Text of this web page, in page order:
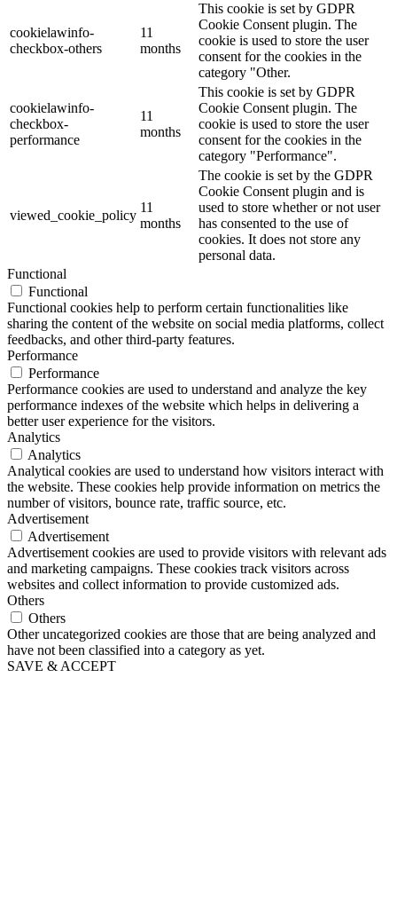
cookielawinfo-
checkbox-others
11
months
This cookie is set by GDPR
Cookie Consent plugin. The
cookie is used to store the user
consent for the cookies in the
category "Other.
cookielawinfo-
checkbox-
performance
11
months
This cookie is set by GDPR
Cookie Consent plugin. The
cookie is used to store the user
consent for the cookies in the
category "Performance".
viewed_cookie_policy
11
months
The cookie is set by the GDPR
Cookie Consent plugin and is
used to store whether or not user
has consented to the use of
cookies. It does not store any
personal data.
Functional
Functional
Functional cookies help to perform certain functionalities like
sharing the content of the website on social media platforms, collect
feedbacks, and other third-party features.
Performance
Performance
Performance cookies are used to understand and analyze the key
performance indexes of the website which helps in delivering a
better user experience for the visitors.
Analytics
Analytics
Analytical cookies are used to understand how visitors interact with
the website. These cookies help provide information on metrics the
number of visitors, bounce rate, traffic source, etc.
Advertisement
Advertisement
Advertisement cookies are used to provide visitors with relevant ads
and marketing campaigns. These cookies track visitors across
websites and collect information to provide customized ads.
Others
Others
Other uncategorized cookies are those that are being analyzed and
have not been classified into a category as yet.
SAVE & ACCEPT